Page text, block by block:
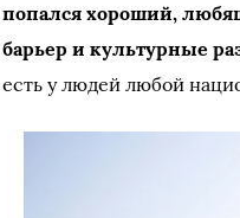
попался хороший,
барьер и культурные
есть у людей любой